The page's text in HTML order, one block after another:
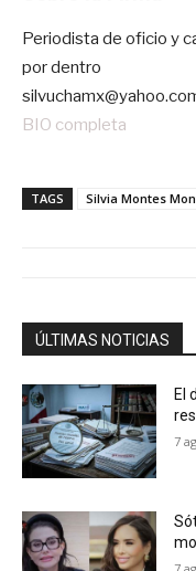
Periodista de oficio y
por dentro
BIO completa
TAGS Silvia Montes
ÚLTIMAS NOTICIAS
El
7